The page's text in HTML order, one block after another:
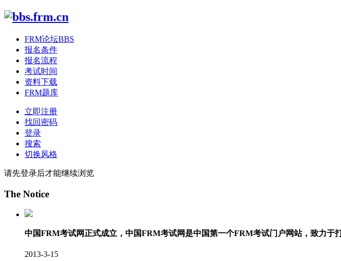
FRM论坛BBS
报名条件
报名流程
考试时间
资料下载
FRM题库
立即注册
找回密码
登录
搜索
切换风格
请先登录后才能继续浏览
The Notice
中国FRM考试网正式成立，中国FRM考试网是中国第一个FRM考试门户网站，致力于
2013-3-15